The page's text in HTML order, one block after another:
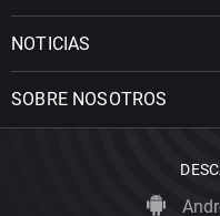
NOTICIAS
SOBRE NOSOTROS